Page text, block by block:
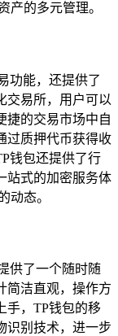
产的多元管理。
功能，还提供了
交易所，用户可以
捷的交易市场中自
过质押代币获得收
钱包还提供了行
站式的加密服务体
动态。
供了一个随时随
简洁直观，操作方
手，TP钱包的移
识别技术，进一步